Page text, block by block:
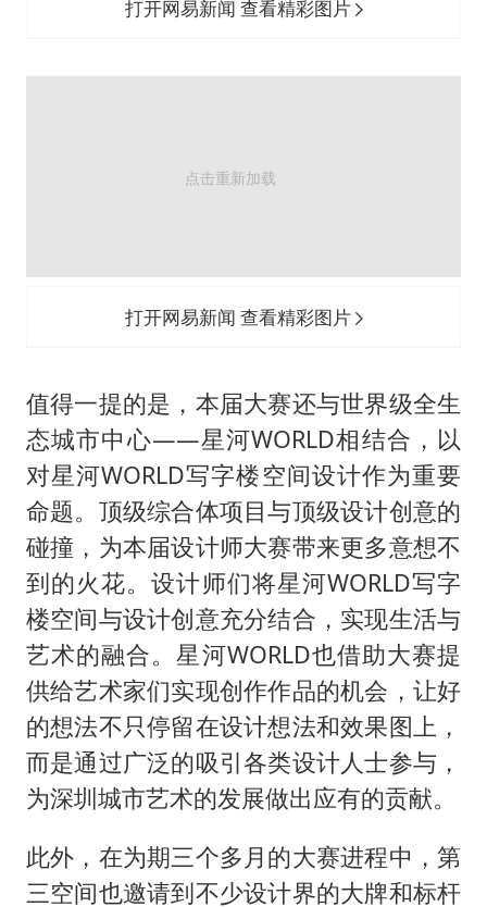
打开网易新闻 查看精彩图片
打开网易新闻 查看精彩图片
值得一提的是，本届大赛还与世界级全生
态城市中心——星河WORLD相结合，以
对星河WORLD写字楼空间设计作为重要
命题。顶级综合体项目与顶级设计创意的
碰撞，为本届设计师大赛带来更多意想不
到的火花。设计师们将星河WORLD写字
楼空间与设计创意充分结合，实现生活与
艺术的融合。星河WORLD也借助大赛提
供给艺术家们实现创作作品的机会，让好
的想法不只停留在设计想法和效果图上，
而是通过广泛的吸引各类设计人士参与，
为深圳城市艺术的发展做出应有的贡献。
此外，在为期三个多月的大赛进程中，第
三空间也邀请到不少设计界的大牌和标杆